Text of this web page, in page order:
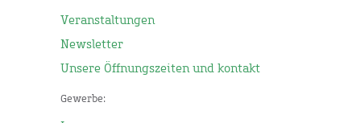
Veranstaltungen
Newsletter
Unsere Öffnungszeiten und kontakt
Gewerbe: